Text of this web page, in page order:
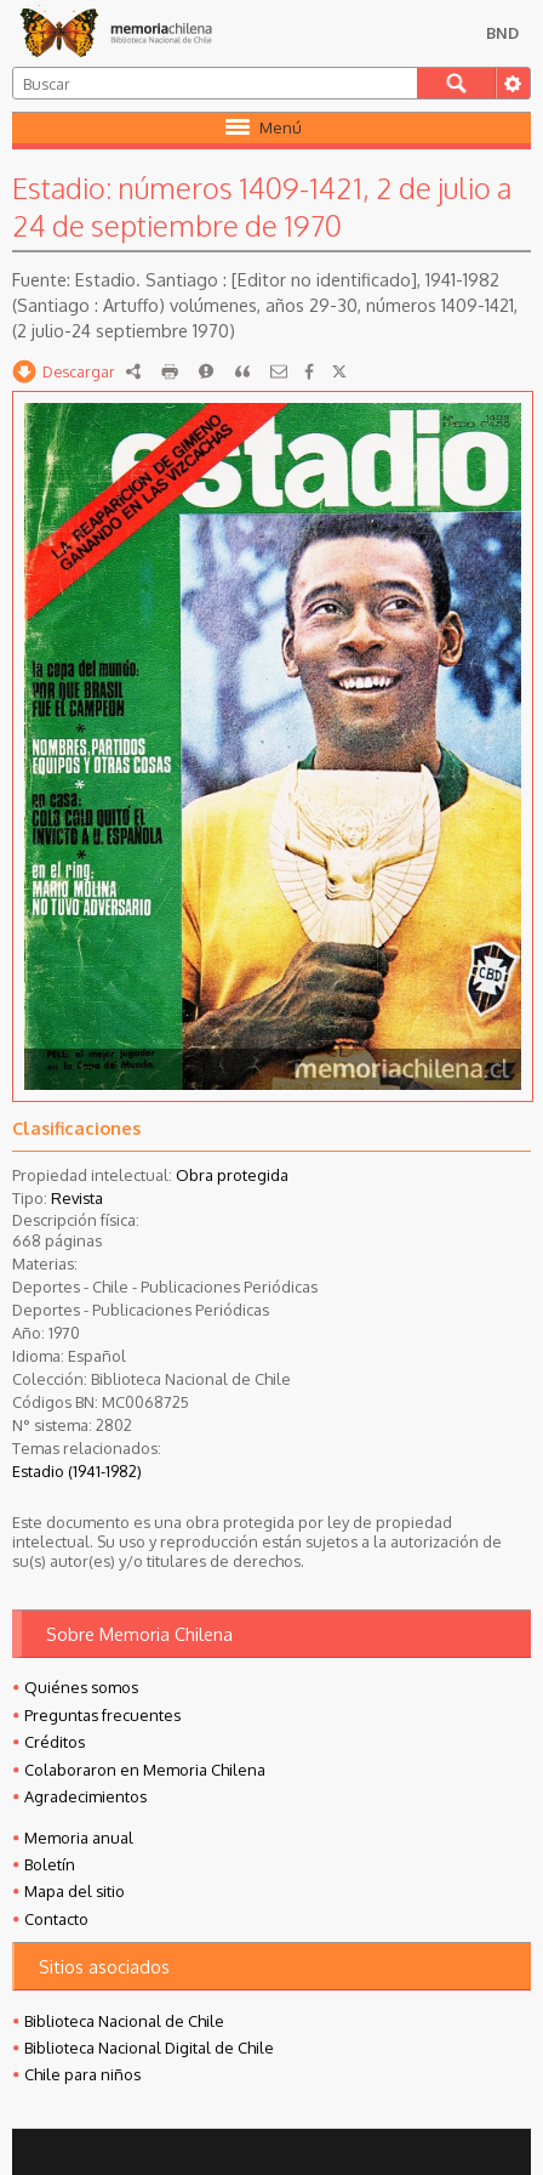
BND
Menú
Estadio: números 1409-1421, 2 de julio a
24 de septiembre de 1970
Estadio. Santiago : [Editor no identificado], 1941-1982
(Santiago : Artuffo) volúmenes, años 29-30, números 1409-1421,
(2 julio-24 septiembre 1970)
Descargar RDF imprimirReportarCitar
Clasificaciones
Propiedad intelectual: Obra protegida
Tipo: Revista
Descripción física:
668 páginas
Materias:
Deportes - Chile - Publicaciones Periódicas
Deportes - Publicaciones Periódicas
Año: 1970
Idioma: Español
Colección: Biblioteca Nacional de Chile
Códigos BN: MC0068725
N° sistema: 2802
Temas relacionados:
Estadio (1941-1982)
Este documento es una obra protegida por ley de propiedad
intelectual. Su uso y reproducción están sujetos a la autorización de
su(s) autor(es) y/o titulares de derechos.
Sobre Memoria Chilena
Quiénes somos
Preguntas frecuentes
Créditos
Colaboraron en Memoria Chilena
Agradecimientos
Memoria anual
Boletín
Mapa del sitio
Contacto
Sitios asociados
Biblioteca Nacional de Chile
Biblioteca Nacional Digital de Chile
Chile para niños